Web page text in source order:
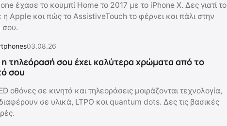
έχασε το κουμπί Home το 2017 με το iPhone X. Δες γιατί το
η Apple και πώς το AssistiveTouch το φέρνει και πάλι στην
σου.
03.08.26
η τηλεόρασή σου έχει καλύτερα χρώματα από το
σου
οθόνες σε κινητά και τηλεοράσεις μοιράζονται τεχνολογία,
σε υλικά, LTPO και quantum dots. Δες τις βασικές